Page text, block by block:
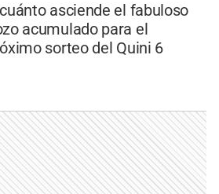
asciende el fabuloso
acumulado para el
sorteo del Quini 6